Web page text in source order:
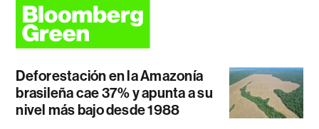
Deforestación en la Amazonía
brasileña cae 37% y apunta a su
nivel más bajo desde 1988